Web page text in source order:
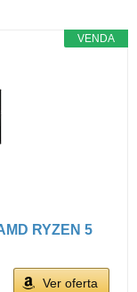
VENDA
RYZEN 5
Ver oferta